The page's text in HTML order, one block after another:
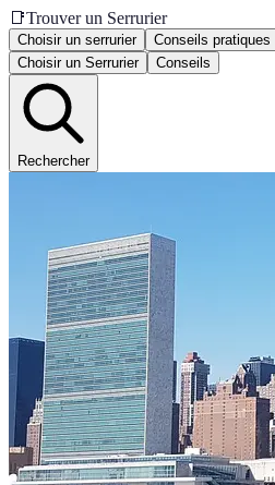
📑Trouver un Serrurier
Choisir un serrurier Conseils pratiques
Choisir un Serrurier
Conseils
Rechercher